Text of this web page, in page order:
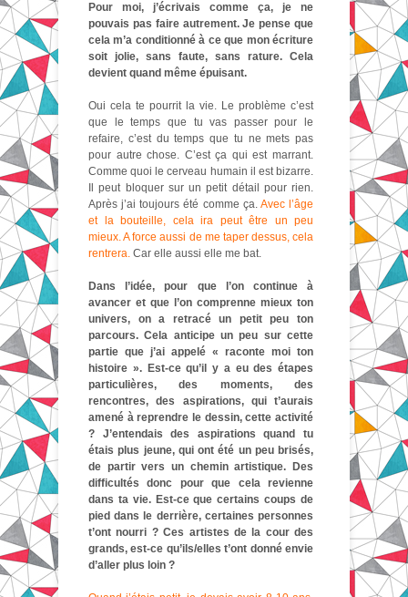
Pour moi, j’écrivais comme ça, je ne
pouvais pas faire autrement. Je pense que
cela m’a conditionné à ce que mon écriture
soit jolie, sans faute, sans rature. Cela
devient quand même épuisant.
Oui cela te pourrit la vie. Le problème c’est
que le temps que tu vas passer pour le
refaire, c’est du temps que tu ne mets pas
pour autre chose. C’est ça qui est marrant.
Comme quoi le cerveau humain il est bizarre.
Il peut bloquer sur un petit détail pour rien.
Après j’ai toujours été comme ça. Avec l’âge
et la bouteille, cela ira peut être un peu
mieux. A force aussi de me taper dessus, cela
rentrera. Car elle aussi elle me bat.
Dans l’idée, pour que l’on continue à
avancer et que l’on comprenne mieux ton
univers, on a retracé un petit peu ton
parcours. Cela anticipe un peu sur cette
partie que j’ai appelé « raconte moi ton
histoire ». Est-ce qu’il y a eu des étapes
particulières, des moments, des
rencontres, des aspirations, qui t’aurais
amené à reprendre le dessin, cette activité
? J’entendais des aspirations quand tu
étais plus jeune, qui ont été un peu brisés,
de partir vers un chemin artistique. Des
difficultés donc pour que cela revienne
dans ta vie. Est-ce que certains coups de
pied dans le derrière, certaines personnes
t’ont nourri ? Ces artistes de la cour des
grands, est-ce qu’ils/elles t’ont donné envie
d’aller plus loin ?